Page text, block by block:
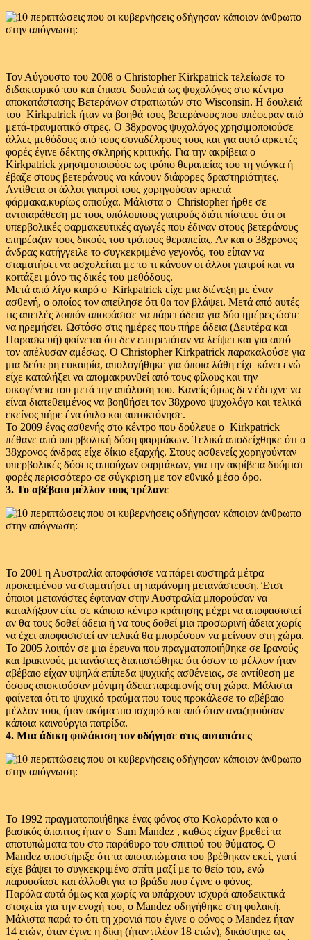
Τον Αύγουστο του 2008 ο Christopher Kirkpatrick τελείωσε το
διδακτορικό του και έπιασε δουλειά ως ψυχολόγος στο κέντρο
αποκατάστασης Βετεράνων στρατιωτών στο Wisconsin. Η δουλειά
του Kirkpatrick ήταν να βοηθά τους βετεράνους που υπέφεραν από
μετά-τραυματικό στρες. Ο 38χρονος ψυχολόγος χρησιμοποιούσε
άλλες μεθόδους από τους συναδέλφους τους και για αυτό αρκετές
φορές έγινε δέκτης σκληρής κριτικής. Για την ακρίβεια ο
Kirkpatrick χρησιμοποιούσε ως τρόπο θεραπείας του τη γιόγκα ή
έβαζε στους βετεράνους να κάνουν διάφορες δραστηριότητες.
Αντίθετα οι άλλοι γιατροί τους χορηγούσαν αρκετά
φάρμακα,κυρίως οπιούχα. Μάλιστα ο Christopher ήρθε σε
αντιπαράθεση με τους υπόλοιπους γιατρούς διότι πίστευε ότι οι
υπερβολικές φαρμακευτικές αγωγές που έδιναν στους βετεράνους
επηρέαζαν τους δικούς του τρόπους θεραπείας. Αν και ο 38χρονος
άνδρας κατήγγειλε το συγκεκριμένο γεγονός, του είπαν να
σταματήσει να ασχολείται με το τι κάνουν οι άλλοι γιατροί και να
κοιτάξει μόνο τις δικές του μεθόδους.
Μετά από λίγο καιρό ο Kirkpatrick είχε μια διένεξη με έναν
ασθενή, ο οποίος τον απείλησε ότι θα τον βλάψει. Μετά από αυτές
τις απειλές λοιπόν αποφάσισε να πάρει άδεια για δύο ημέρες ώστε
να ηρεμήσει. Ωστόσο στις ημέρες που πήρε άδεια (Δευτέρα και
Παρασκευή) φαίνεται ότι δεν επιτρεπόταν να λείψει και για αυτό
τον απέλυσαν αμέσως. Ο Christopher Kirkpatrick παρακαλούσε για
μια δεύτερη ευκαιρία, απολογήθηκε για όποια λάθη είχε κάνει ενώ
είχε καταλήξει να απομακρυνθεί από τους φίλους και την
οικογένεια του μετά την απόλυση του. Κανείς όμως δεν έδειχνε να
είναι διατεθειμένος να βοηθήσει τον 38χρονο ψυχολόγο και τελικά
εκείνος πήρε ένα όπλο και αυτοκτόνησε.
Το 2009 ένας ασθενής στο κέντρο που δούλευε ο Kirkpatrick
πέθανε από υπερβολική δόση φαρμάκων. Τελικά αποδείχθηκε ότι ο
38χρονος άνδρας είχε δίκιο εξαρχής. Στους ασθενείς χορηγούνταν
υπερβολικές δόσεις οπιούχων φαρμάκων, για την ακρίβεια δυόμισι
φορές περισσότερο σε σύγκριση με τον εθνικό μέσο όρο.
3. Το αβέβαιο μέλλον τους τρέλανε
Το 2001 η Αυστραλία αποφάσισε να πάρει αυστηρά μέτρα
προκειμένου να σταματήσει τη παράνομη μετανάστευση. Έτσι
όποιοι μετανάστες έφταναν στην Αυστραλία μπορούσαν να
καταλήξουν είτε σε κάποιο κέντρο κράτησης μέχρι να αποφασιστεί
αν θα τους δοθεί άδεια ή να τους δοθεί μια προσωρινή άδεια χωρίς
να έχει αποφασιστεί αν τελικά θα μπορέσουν να μείνουν στη χώρα.
Το 2005 λοιπόν σε μια έρευνα που πραγματοποιήθηκε σε Ιρανούς
και Ιρακινούς μετανάστες διαπιστώθηκε ότι όσων το μέλλον ήταν
αβέβαιο είχαν υψηλά επίπεδα ψυχικής ασθένειας, σε αντίθεση με
όσους αποκτούσαν μόνιμη άδεια παραμονής στη χώρα. Μάλιστα
φαίνεται ότι το ψυχικό τραύμα που τους προκάλεσε το αβέβαιο
μέλλον τους ήταν ακόμα πιο ισχυρό και από όταν αναζητούσαν
κάποια καινούργια πατρίδα.
4. Μια άδικη φυλάκιση τον οδήγησε στις αυταπάτες
Το 1992 πραγματοποιήθηκε ένας φόνος στο Κολοράντο και ο
βασικός ύποπτος ήταν ο Sam Mandez , καθώς είχαν βρεθεί τα
αποτυπώματα του στο παράθυρο του σπιτιού του θύματος. Ο
Mandez υποστήριξε ότι τα αποτυπώματα του βρέθηκαν εκεί, γιατί
είχε βάψει το συγκεκριμένο σπίτι μαζί με το θείο του, ενώ
παρουσίασε και άλλοθι για το βράδυ που έγινε ο φόνος.
Παρόλα αυτά όμως και χωρίς να υπάρχουν ισχυρά αποδεικτικά
στοιχεία για την ενοχή του, ο Mandez οδηγήθηκε στη φυλακή.
Μάλιστα παρά το ότι τη χρονιά που έγινε ο φόνος ο Mandez ήταν
14 ετών, όταν έγινε η δίκη (ήταν πλέον 18 ετών), δικάστηκε ως